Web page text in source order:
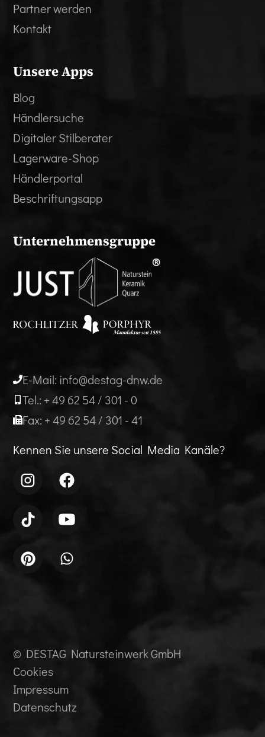
Partner werden
Kontakt
Unsere Apps
Blog
Händlersuche
Digitaler Stilberater
Lagerware-Shop
Händlerportal
Beschriftungsapp
Unternehmensgruppe
E-Mail: info@destag-dnw.de
Tel.: + 49 62 54 / 301 - 0
Fax: + 49 62 54 / 301 - 41
Kennen Sie unsere Social Media Kanäle?
© DESTAG Natursteinwerk GmbH
Cookies
Impressum
Datenschutz